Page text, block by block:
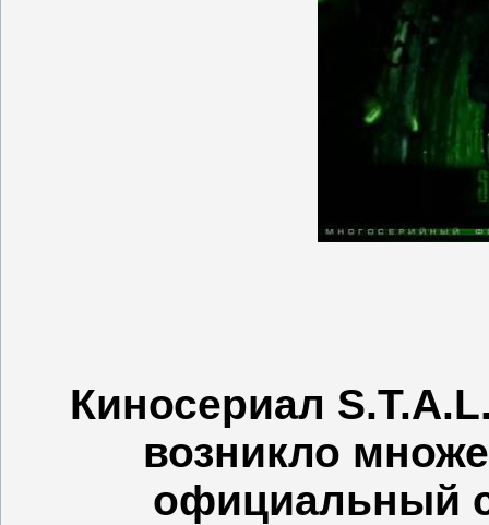
Киносериал
возникло
официальный